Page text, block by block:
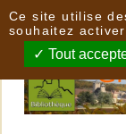
Ce site utilise
souhaitez activer
Tout